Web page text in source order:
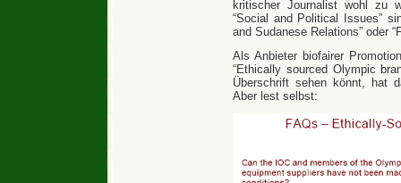
kritischer Journalist wohl zu
“Social and Political Issues”
and Sudanese Relations” oder
Als Anbieter biofairer
“Ethically sourced Olympic
Überschrift sehen könnt, hat
Aber lest selbst: